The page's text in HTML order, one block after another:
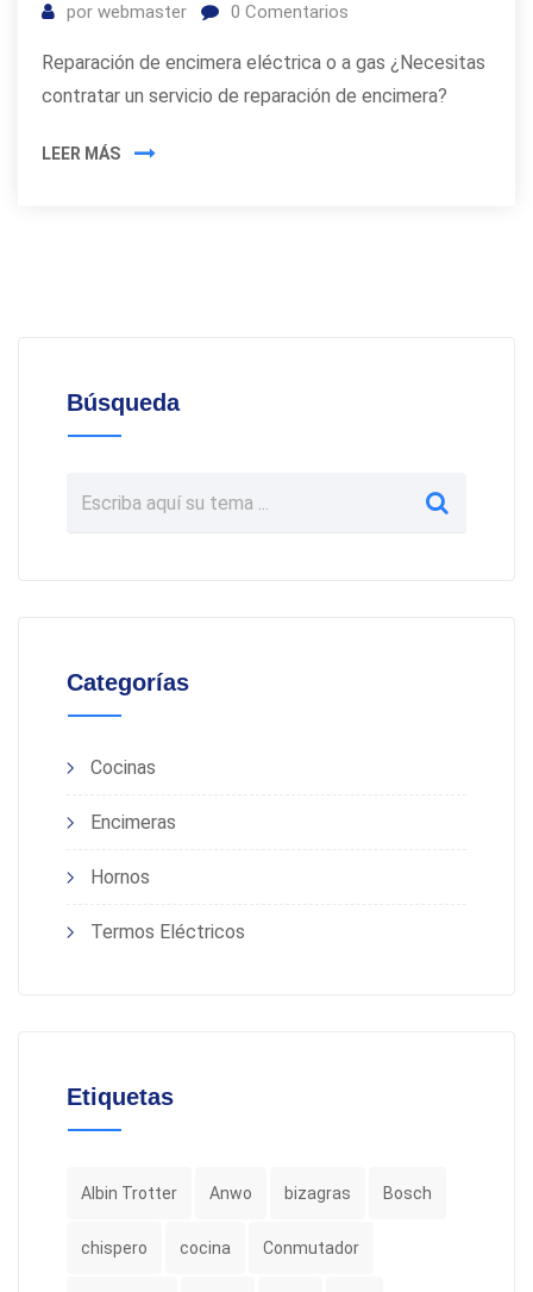
por webmaster 0 Comentarios
Reparación de encimera eléctrica o a gas ¿Necesitas
contratar un servicio de reparación de encimera?
LEER MÁS
Búsqueda
Categorías
Cocinas
Encimeras
Hornos
Termos Eléctricos
Etiquetas
Albin Trotter Anwo bizagras Bosch
chispero cocina Conmutador